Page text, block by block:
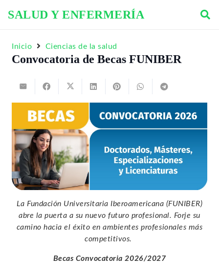
SALUD Y ENFERMERÍA
Inicio Ciencias de la salud
Convocatoria de Becas FUNIBER
La Fundación Universitaria Iberoamericana (FUNIBER)
abre la puerta a su nuevo futuro profesional. Forje su
camino hacia el éxito en ambientes profesionales más
competitivos.
Becas Convocatoria 2026/2027